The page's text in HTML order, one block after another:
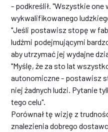
- podkreślił. "Wszystkie one
wykwalifikowanego
"Jeśli postawisz stopę w
ludźmi podejmującymi
aby utrzymać jej wydajne
"Myślę, że za sto lat
autonomiczne - postawisz
niej żadnych ludzi. Pytanie
tego celu".
Porównał tę wizję z
znalezienia dobrego